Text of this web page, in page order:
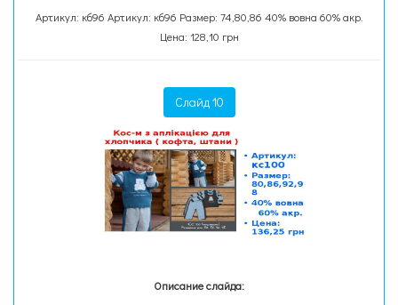
Артикул: кб96 Артикул: кб96 Размер: 74,80,86 40% вовна 60% акр.
Цена: 128,10 грн
Слайд 10
Описание слайда: